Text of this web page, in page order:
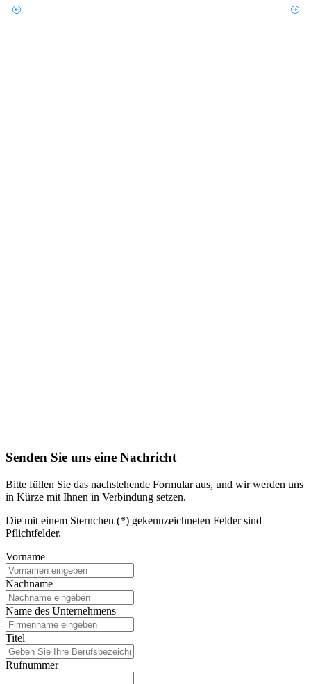
Senden Sie uns eine Nachricht
Bitte füllen Sie das nachstehende Formular aus, und wir werden uns
in Kürze mit Ihnen in Verbindung setzen.
Die mit einem Sternchen (*) gekennzeichneten Felder sind
Pflichtfelder.
Vorname
Nachname
Name des Unternehmens
Titel
Rufnummer